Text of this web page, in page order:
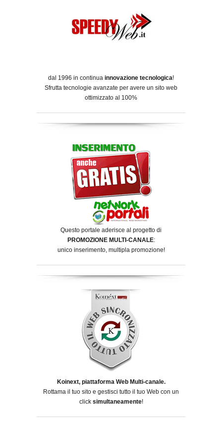
dal 1996 in continua innovazione tecnologica!
Sfrutta tecnologie avanzate per avere un sito web
ottimizzato al 100%
Questo portale aderisce al progetto di
PROMOZIONE MULTI-CANALE:
unico inserimento, multipla promozione!
Koinext, piattaforma Web Multi-canale.
Rottama il tuo sito e gestisci tutto il tuo Web con un
click simultaneamente!